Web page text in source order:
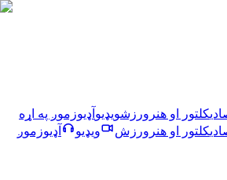
کلتور او هنر ورزشویډیو آډیوزموږ په اړه
کلتور او هنر ورزش ویډیو آډیوزموږ